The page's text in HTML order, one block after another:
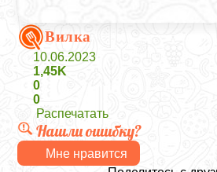
Вилка
10.06.2023
1,45K
0
0
Распечатать
Нашли ошибку?
Мне нравится